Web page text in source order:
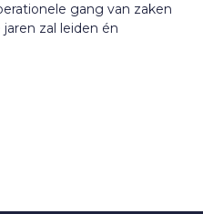
gang van zaken
zal leiden én